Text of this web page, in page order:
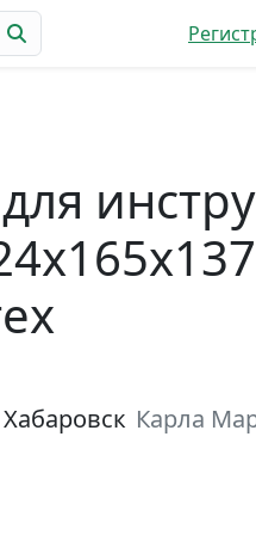
Карла